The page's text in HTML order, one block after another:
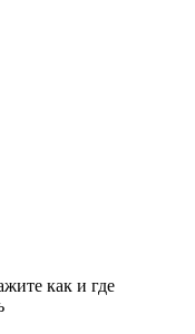
как и где